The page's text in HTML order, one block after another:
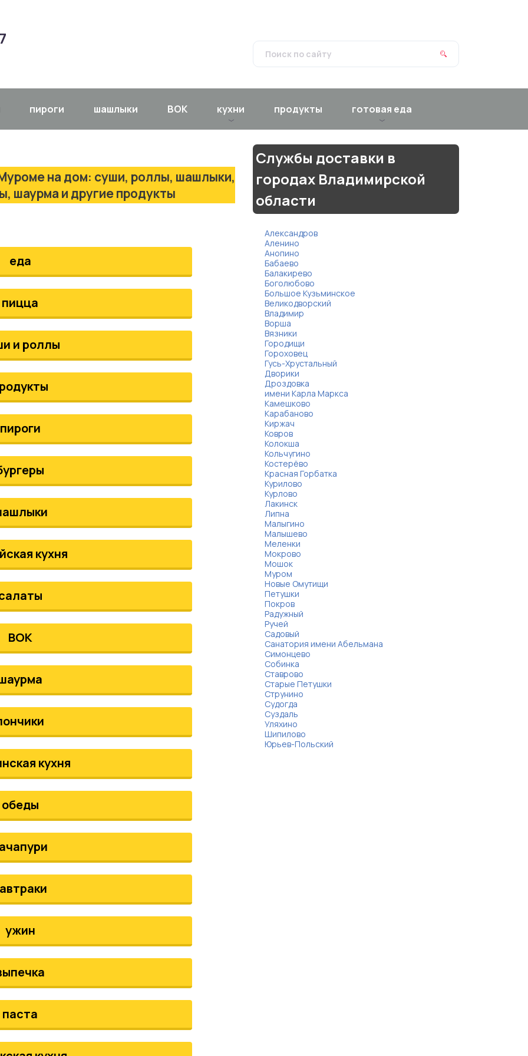
пироги шашлыки ВОК кухни продукты готовая еда
на дом: суши, роллы, шашлыки,
шаурма и другие продукты
еда
пицца
и роллы
пироги
кухня
ВОК
кухня
обеды
ужин
паста
Службы доставки в
городах Владимирской
области
Александров
Аленино
Анопино
Бабаево
Балакирево
Боголюбово
Большое Кузьминское
Великодворский
Владимир
Ворша
Вязники
Городищи
Гороховец
Гусь-Хрустальный
Дворики
Дроздовка
имени Карла Маркса
Камешково
Карабаново
Киржач
Ковров
Колокша
Кольчугино
Костерёво
Красная Горбатка
Курилово
Курлово
Лакинск
Липна
Малыгино
Малышево
Меленки
Мокрово
Мошок
Муром
Новые Омутищи
Петушки
Покров
Радужный
Ручей
Садовый
Санатория имени Абельмана
Симонцево
Собинка
Ставрово
Старые Петушки
Струнино
Судогда
Суздаль
Уляхино
Шипилово
Юрьев-Польский